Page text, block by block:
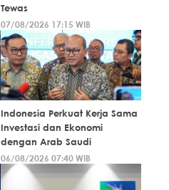
Tewas
07/08/2026 17:15 WIB
Indonesia Perkuat Kerja Sama
Investasi dan Ekonomi
dengan Arab Saudi
06/08/2026 07:40 WIB